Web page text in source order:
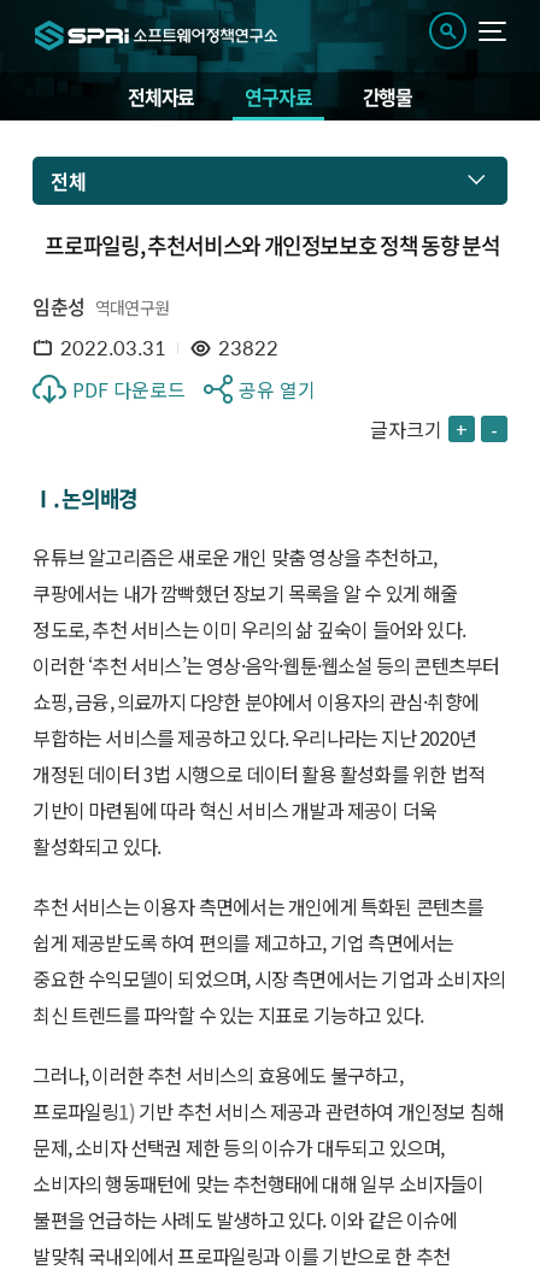
전체자료 연구자료 간행물
전체
프로파일링, 추천서비스와 개인정보보호 정책 동향 분석
임춘성 역대연구원
2022.03.31 23822
PDF 다운로드
공유 열기
글자크기 + -
Ⅰ. 논의배경
유튜브 알고리즘은 새로운 개인 맞춤 영상을 추천하고,
쿠팡에서는 내가 깜빡했던 장보기 목록을 알 수 있게 해줄
정도로, 추천 서비스는 이미 우리의 삶 깊숙이 들어와 있다.
이러한 ‘추천 서비스’는 영상·음악·웹툰·웹소설 등의 콘텐츠부터
쇼핑, 금융, 의료까지 다양한 분야에서 이용자의 관심·취향에
부합하는 서비스를 제공하고 있다. 우리나라는 지난 2020년
개정된 데이터 3법 시행으로 데이터 활용 활성화를 위한 법적
기반이 마련됨에 따라 혁신 서비스 개발과 제공이 더욱
활성화되고 있다.
추천 서비스는 이용자 측면에서는 개인에게 특화된 콘텐츠를
쉽게 제공받도록 하여 편의를 제고하고, 기업 측면에서는
중요한 수익모델이 되었으며, 시장 측면에서는 기업과 소비자의
최신 트렌드를 파악할 수 있는 지표로 기능하고 있다.
그러나, 이러한 추천 서비스의 효용에도 불구하고,
프로파일링1)기반 추천 서비스 제공과 관련하여 개인정보 침해
문제, 소비자 선택권 제한 등의 이슈가 대두되고 있으며,
소비자의 행동패턴에 맞는 추천행태에 대해 일부 소비자들이
불편을 언급하는 사례도 발생하고 있다. 이와 같은 이슈에
발맞춰 국내외에서 프로파일링과 이를 기반으로 한 추천